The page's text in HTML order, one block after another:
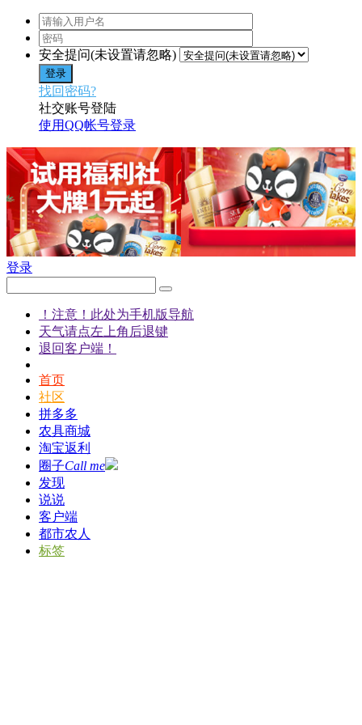
安全提问(未设置请忽略)
登录
找回密码?
社交账号登陆
使用QQ帐号登录
登录
！注意！此处为手机版导航
天气请点左上角后退键
退回客户端！
首页
社区
拼多多
农具商城
淘宝返利
圈子Call me
发现
说说
客户端
都市农人
标签